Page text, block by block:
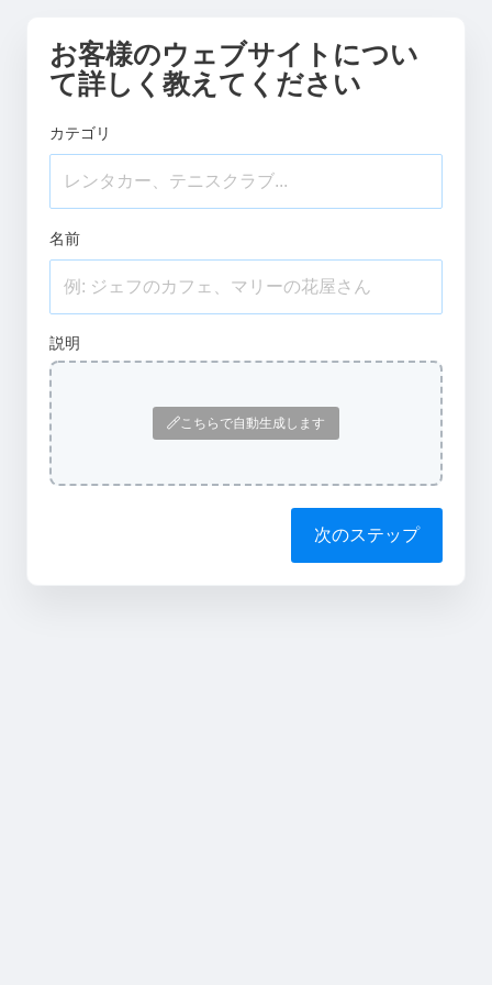
お客様のウェブサイトについ
て詳しく教えてください
カテゴリ
名前
説明
こちらで自動生成します
次のステップ